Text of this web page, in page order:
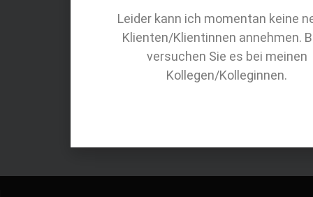
Termin vereinbaren
Leider kann ich momentan keine
Klienten/Klientinnen annehmen.
versuchen Sie es bei meinen
Kollegen/Kolleginnen.